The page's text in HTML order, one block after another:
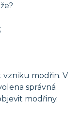
vzniku modřin. V
správná
modřiny.